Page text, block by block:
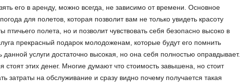
его в аренду, можно всегда, не зависимо от времени. Основное
для полетов, которая позволит вам не только увидеть красоту
птичьего полета, но и позволит чувствовать себя безопасно высоко в
прекрасный подарок молодоженам, которые будут его помнить
данной услуги достаточно высокая, но она себя полностью оправдывает.
этих денег. Многие думают что стоимость завышена, но стоит
затраты на обслуживание и сразу видно почему получается такая